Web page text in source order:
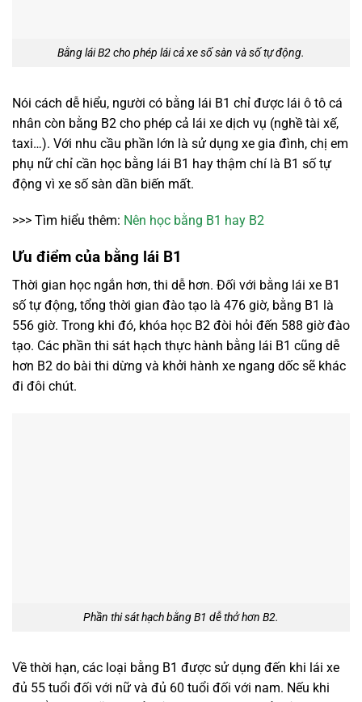
Bằng lái B2 cho phép lái cả xe số sàn và số tự động.
Nói cách dễ hiểu, người có bằng lái B1 chỉ được lái ô tô cá
nhân còn bằng B2 cho phép cả lái xe dịch vụ (nghề tài xế,
taxi…). Với nhu cầu phần lớn là sử dụng xe gia đình, chị em
phụ nữ chỉ cần học bằng lái B1 hay thậm chí là B1 số tự
động vì xe số sàn dần biến mất.
>>> Tìm hiểu thêm: Nên học bằng B1 hay B2
Ưu điểm của bằng lái B1
Thời gian học ngắn hơn, thi dễ hơn. Đối với bằng lái xe B1
số tự động, tổng thời gian đào tạo là 476 giờ, bằng B1 là
556 giờ. Trong khi đó, khóa học B2 đòi hỏi đến 588 giờ đào
tạo. Các phần thi sát hạch thực hành bằng lái B1 cũng dễ
hơn B2 do bài thi dừng và khởi hành xe ngang dốc sẽ khác
đi đôi chút.
Phần thi sát hạch bằng B1 dễ thở hơn B2.
Về thời hạn, các loại bằng B1 được sử dụng đến khi lái xe
đủ 55 tuổi đối với nữ và đủ 60 tuổi đối với nam. Nếu khi